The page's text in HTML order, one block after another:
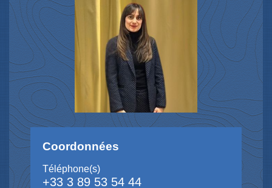
Coordonnées
Téléphone(s)
+33 3 89 53 54 44